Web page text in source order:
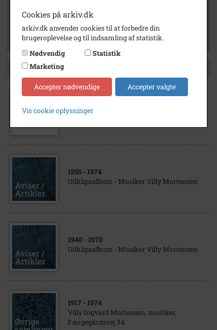
Vis kun med lydklip
Vis kun med kilder
Vis kun med geo-tag
Side 1 af 1
Villy Mortensen, Færgegårdsvej 34, 1971
1955 - 1974
Udklipsalbum - Musiker Villy Mortensen
1940 - 1970
Udklipsalbum - Musiker Villy Mortensen
1917 - 1974
Villy Ingvard Mortensen, musiker,
Færgegårdsvej 34.
Cookies på arkiv.dk
arkiv.dk anvender cookies til at forbedre din
brugeroplevelse og til indsamling af statistik.
Nødvendig
Statistik
Marketing
Accepter nødvendige Accepter valgte
Vis cookie oplysninger